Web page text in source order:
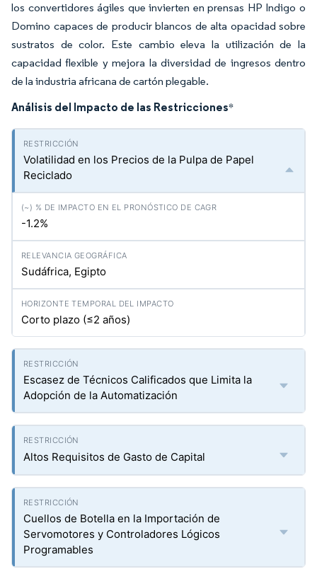
los convertidores ágiles que invierten en prensas HP Indigo o
Domino capaces de producir blancos de alta opacidad sobre
sustratos de color. Este cambio eleva la utilización de la
capacidad flexible y mejora la diversidad de ingresos dentro
de la industria africana de cartón plegable.
Análisis del Impacto de las Restricciones*
Volatilidad en los Precios de la Pulpa de Papel
Reciclado
-1.2%
Sudáfrica, Egipto
Corto plazo (≤2 años)
Escasez de Técnicos Calificados que Limita la
Adopción de la Automatización
Altos Requisitos de Gasto de Capital
Cuellos de Botella en la Importación de
Servomotores y Controladores Lógicos
Programables